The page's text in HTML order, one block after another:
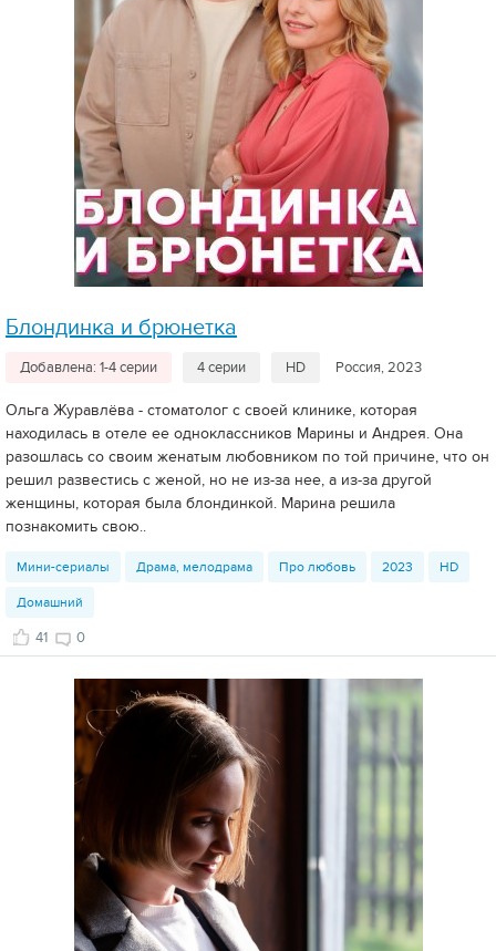
Блондинка и брюнетка
Добавлена: 1-4 серии 4 серии HD Россия, 2023
Ольга Журавлёва - стоматолог с своей клинике, которая
находилась в отеле ее одноклассников Марины и Андрея. Она
разошлась со своим женатым любовником по той причине, что он
решил развестись с женой, но не из-за нее, а из-за другой
женщины, которая была блондинкой. Марина решила
познакомить свою..
Мини-сериалы Драма, мелодрама Про любовь 2023 HD
Домашний
41 0